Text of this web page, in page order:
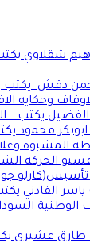
شقلاوي
دقش
وحكايه
يكتب…
ابوبكر محمود
المشبوه
الحركة
تأسيس(كارلو
الفادني
الوطنية
عشيري